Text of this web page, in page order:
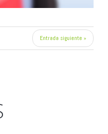
Entrada siguiente »